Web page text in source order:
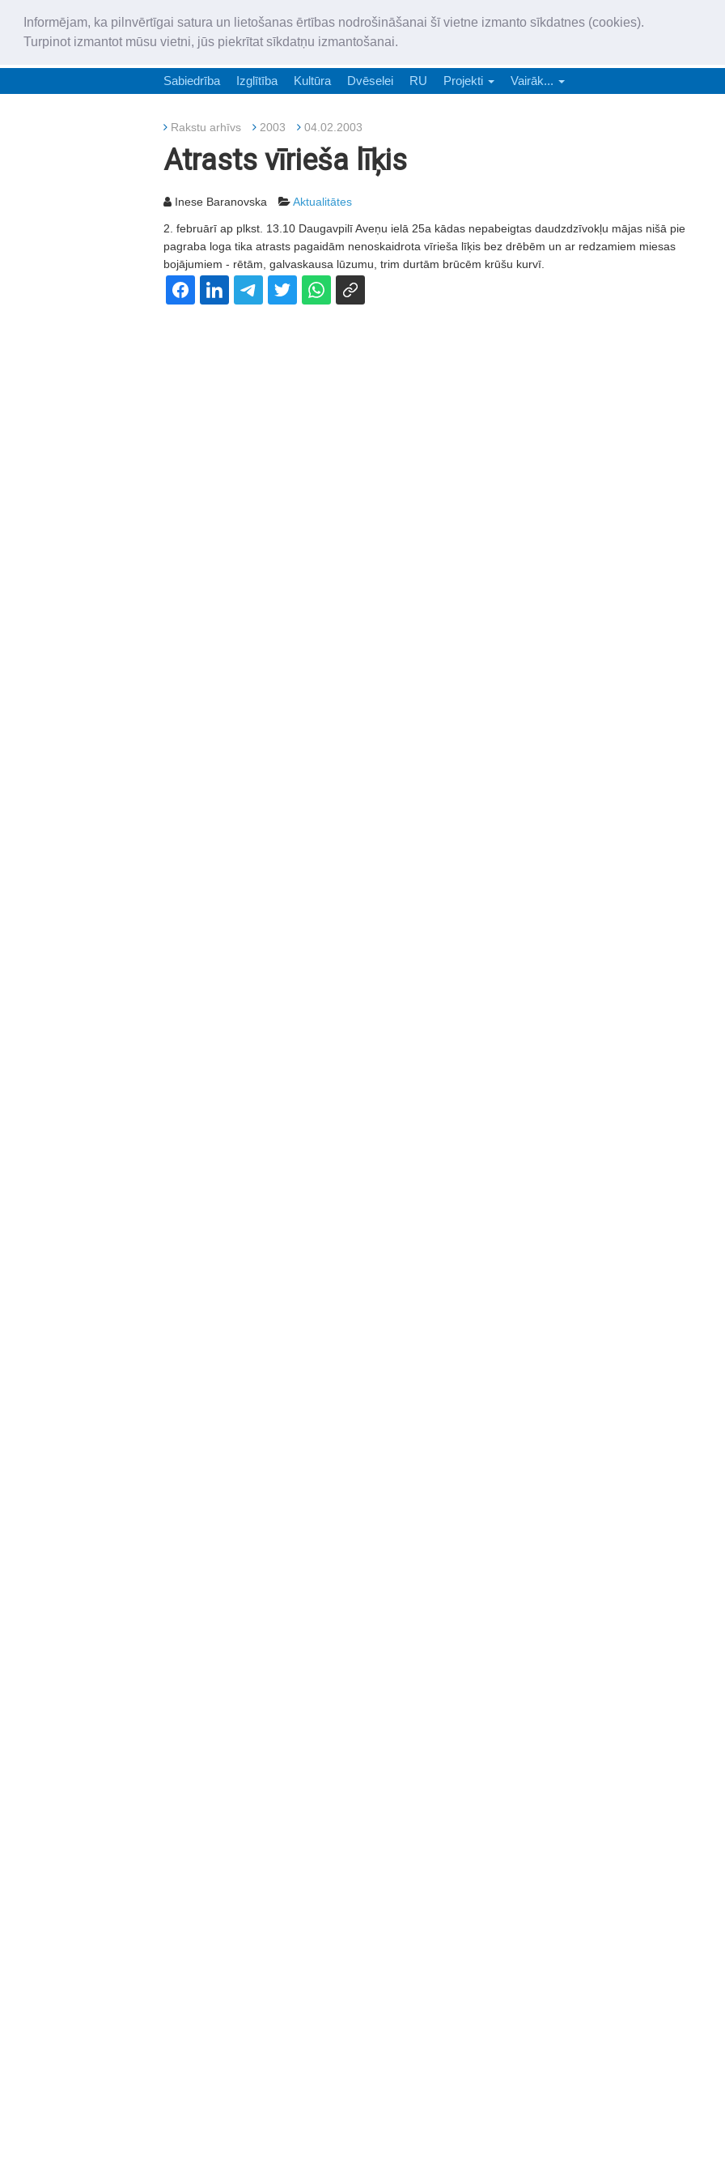
Informējam, ka pilnvērtīgai satura un lietošanas ērtības nodrošināšanai šī vietne izmanto sīkdatnes (cookies).
Turpinot izmantot mūsu vietni, jūs piekrītat sīkdatņu izmantošanai.
„Latgales Laiks” latviešu valodā aptver Daugavpils valstspilsētu,
Sabiedrība Izglītība Kultūra Dvēselei RU Projekti Vairāk...
Rakstu arhīvs 2003 04.02.2003
Atrasts vīrieša līķis
Inese Baranovska Aktualitātes
2. februārī ap plkst. 13.10 Daugavpilī Aveņu ielā 25a kādas nepabeigtas daudzdzīvokļu mājas nišā pie
pagraba loga tika atrasts pagaidām nenoskaidrota vīrieša līķis bez drēbēm un ar redzamiem miesas
bojājumiem - rētām, galvaskausa lūzumu, trim durtām brūcēm krūšu kurvī.